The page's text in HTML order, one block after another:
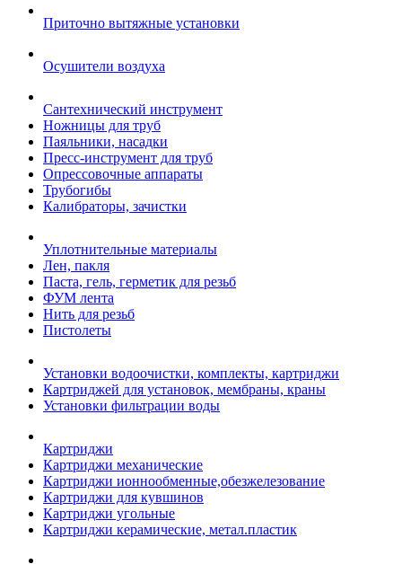
Приточно вытяжные установки
Осушители воздуха
Сантехнический инструмент
Ножницы для труб
Паяльники, насадки
Пресс-инструмент для труб
Опрессовочные аппараты
Трубогибы
Калибраторы, зачистки
Уплотнительные материалы
Лен, пакля
Паста, гель, герметик для резьб
ФУМ лента
Нить для резьб
Пистолеты
Установки водоочистки, комплекты, картриджи
Картриджей для установок, мембраны, краны
Установки фильтрации воды
Картриджи
Картриджи механические
Картриджи ионнообменные,обезжелезование
Картриджи для кувшинов
Картриджи угольные
Картриджи керамические, метал.пластик